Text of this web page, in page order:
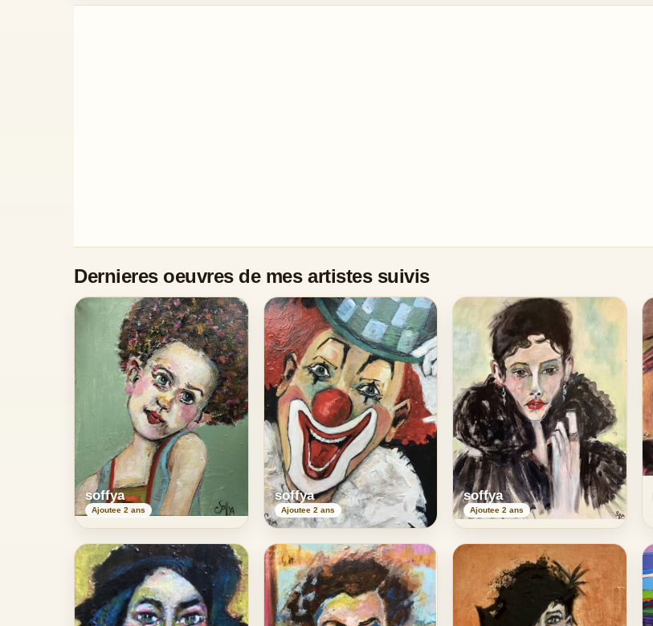
Dernieres oeuvres de mes artistes suivis
soffya
Ajoutee 2 ans
soffya
Ajoutee 2 ans
soffya
Ajoutee 2 ans